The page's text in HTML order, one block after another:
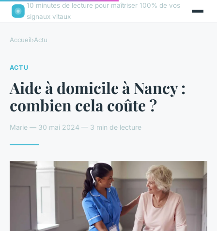
10 minutes de lecture pour maîtriser 100% de vos
signaux vitaux
Accueil›Actu
ACTU
Aide à domicile à Nancy :
combien cela coûte ?
Marie — 30 mai 2024 — 3 min de lecture